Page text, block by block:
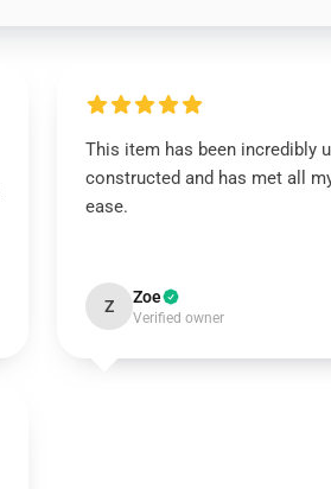
This item has been incredibly
constructed and has met all
ease.
Z Zoe
Verified owner